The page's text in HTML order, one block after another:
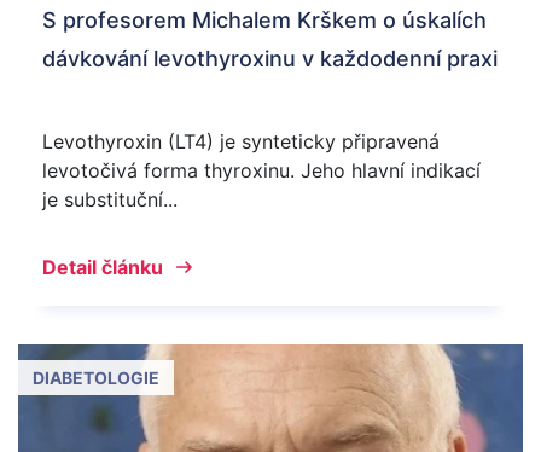
S profesorem Michalem Krškem o úskalích
dávkování levothyroxinu v každodenní praxi
Levothyroxin (LT4) je synteticky připravená
levotočivá forma thyroxinu. Jeho hlavní indikací
je substituční...
Detail článku
DIABETOLOGIE